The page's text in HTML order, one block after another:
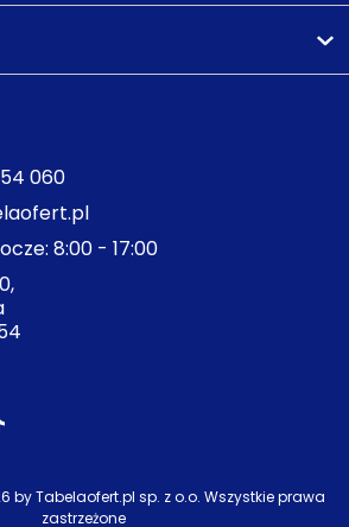
060
8:00 - 17:00
by Tabelaofert.pl sp. z o.o. Wszystkie prawa
zastrzeżone